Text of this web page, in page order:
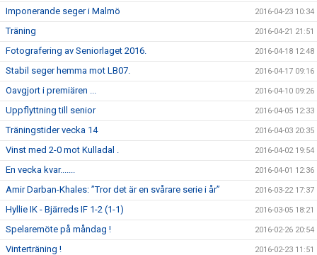
Imponerande seger i Malmö 2016-04-23 10:34
Träning 2016-04-21 21:51
Fotografering av Seniorlaget 2016. 2016-04-18 12:48
Stabil seger hemma mot LB07. 2016-04-17 09:16
Oavgjort i premiären ... 2016-04-10 09:26
Uppflyttning till senior 2016-04-05 12:33
Träningstider vecka 14 2016-04-03 20:35
Vinst med 2-0 mot Kulladal . 2016-04-02 19:54
En vecka kvar....... 2016-04-01 12:36
Amir Darban-Khales: ”Tror det är en svårare serie i år” 2016-03-22 17:37
Hyllie IK - Bjärreds IF 1-2 (1-1) 2016-03-05 18:21
Spelaremöte på måndag ! 2016-02-26 20:54
Vinterträning ! 2016-02-23 11:51